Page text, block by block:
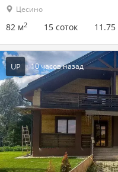
Большое Стиклево
390.9 м 12.54 соток
UP 2 часа назад